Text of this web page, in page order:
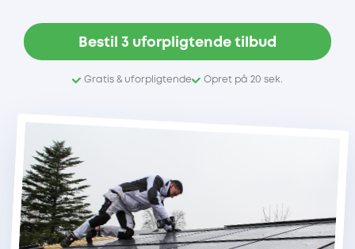
Bestil 3 uforpligtende tilbud
Gratis & uforpligtende Opret på 20 sek.